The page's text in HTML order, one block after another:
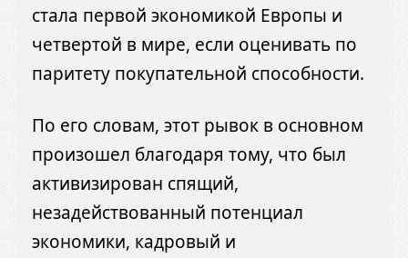
стала первой экономикой Европы и
четвертой в мире, если оценивать по
паритету покупательной способности.
По его словам, этот рывок в основном
произошел благодаря тому, что был
активизирован спящий,
незадействованный потенциал
экономики, кадровый и